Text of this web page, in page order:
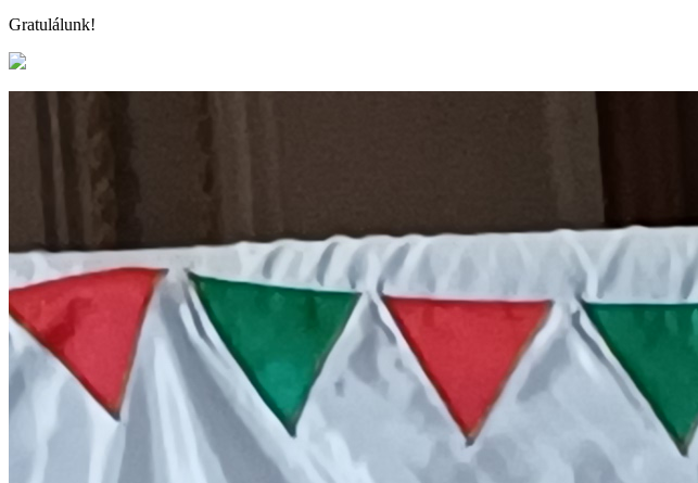
Gratulálunk!